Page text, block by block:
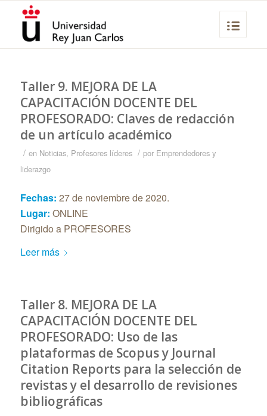
Taller 9. MEJORA DE LA
CAPACITACIÓN DOCENTE DEL
PROFESORADO: Claves de redacción
de un artículo académico
/ en Noticias, Profesores líderes / por Emprendedores y
liderazgo
Fechas: 27 de noviembre de 2020.
Lugar: ONLINE
Dirigido a PROFESORES
Leer más
Taller 8. MEJORA DE LA
CAPACITACIÓN DOCENTE DEL
PROFESORADO: Uso de las
plataformas de Scopus y Journal
Citation Reports para la selección de
revistas y el desarrollo de revisiones
bibliográficas